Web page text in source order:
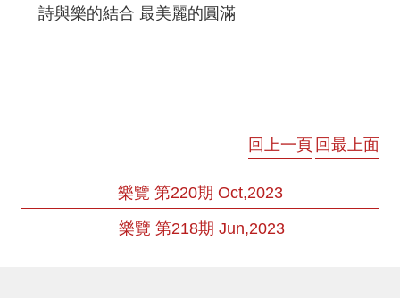
詩與樂的結合 最美麗的圓滿
回上一頁 回最上面
樂覽 第220期 Oct,2023
樂覽 第218期 Jun,2023